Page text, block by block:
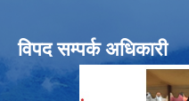
विपद सम्पर्क अधिकारी